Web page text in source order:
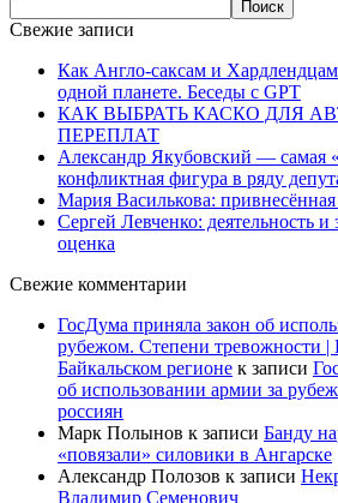
Свежие записи
Как Англо-саксам и
одной планете. Беседы с GPT
КАК ВЫБРАТЬ КАСКО ДЛЯ
ПЕРЕПЛАТ
Александр Якубовский — самая
конфликтная фигура в ряду
Мария Василькова: привнесённая
Сергей Левченко: деятельность
оценка
Свежие комментарии
ГосДума приняла закон об
рубежом. Степени тревожности |
Байкальском регионе к записи
об использовании армии за
россиян
Марк Полынов к записи Банду
«повязали» силовики в Ангарске
Александр Полозов к записи
Владимир Семенович